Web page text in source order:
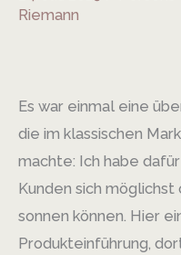
Riemann
Es war einmal eine
die im klassischen
machte: Ich habe
Kunden sich
sonnen können. Hier
Produkteinführung,
eine
Geschichte.